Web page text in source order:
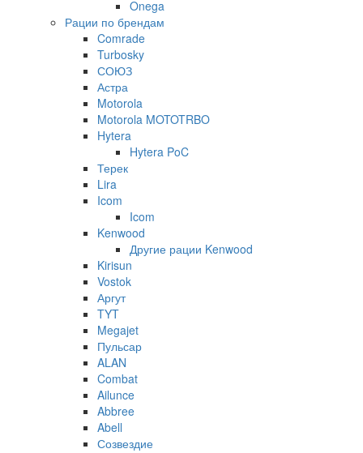
Onega
Рации по брендам
Comrade
Turbosky
СОЮЗ
Астра
Motorola
Motorola MOTOTRBO
Hytera
Hytera PoC
Терек
Lira
Icom
Icom
Kenwood
Другие рации Kenwood
Kirisun
Vostok
Аргут
TYT
Megajet
Пульсар
ALAN
Combat
Ailunce
Abbree
Abell
Созвездие